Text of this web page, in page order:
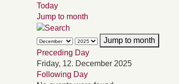
Today
Jump to month
Jump to month
Preceding Day
Friday, 12. December 2025
Following Day